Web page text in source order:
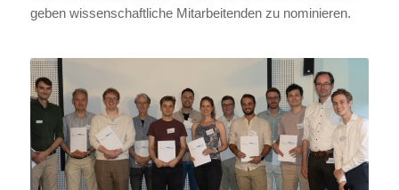
geben wissenschaftliche Mitarbeitenden zu nominieren.